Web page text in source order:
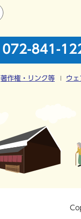
072-841-
著作権・リンク等 ウ